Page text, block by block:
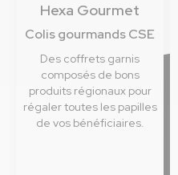
Hexa Gourmet
Colis gourmands CSE
Des coffrets garnis
composés de bons
produits régionaux pour
régaler toutes les papilles
de vos bénéficiaires.